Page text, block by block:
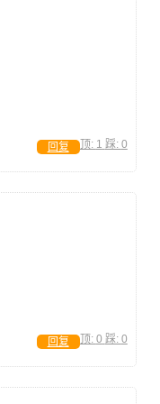
顶: 1 踩: 0
回复
顶: 0 踩: 0
回复